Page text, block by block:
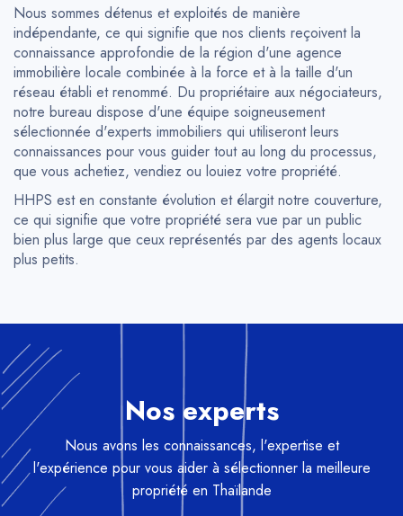
Nous sommes détenus et exploités de manière
indépendante, ce qui signifie que nos clients reçoivent la
connaissance approfondie de la région d'une agence
immobilière locale combinée à la force et à la taille d'un
réseau établi et renommé. Du propriétaire aux négociateurs,
notre bureau dispose d'une équipe soigneusement
sélectionnée d'experts immobiliers qui utiliseront leurs
connaissances pour vous guider tout au long du processus,
que vous achetiez, vendiez ou louiez votre propriété.
HHPS est en constante évolution et élargit notre couverture,
ce qui signifie que votre propriété sera vue par un public
bien plus large que ceux représentés par des agents locaux
plus petits.
Nos experts
Nous avons les connaissances, l'expertise et
l'expérience pour vous aider à sélectionner la meilleure
propriété en Thaïlande